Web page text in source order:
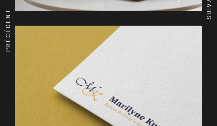
PRÉCÉDENT